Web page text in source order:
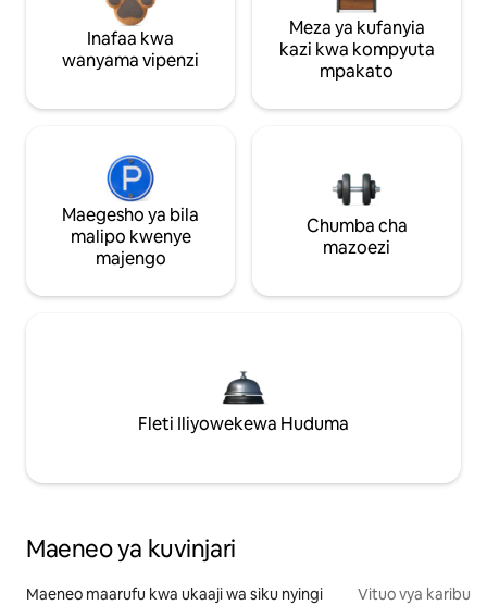
Inafaa kwa
wanyama vipenzi
Meza ya kufanyia
kazi kwa kompyuta
mpakato
Maegesho ya bila
malipo kwenye
majengo
Chumba cha
mazoezi
Fleti Iliyowekewa Huduma
Maeneo ya kuvinjari
Maeneo maarufu kwa ukaaji wa siku nyingi Vituo vya karibu